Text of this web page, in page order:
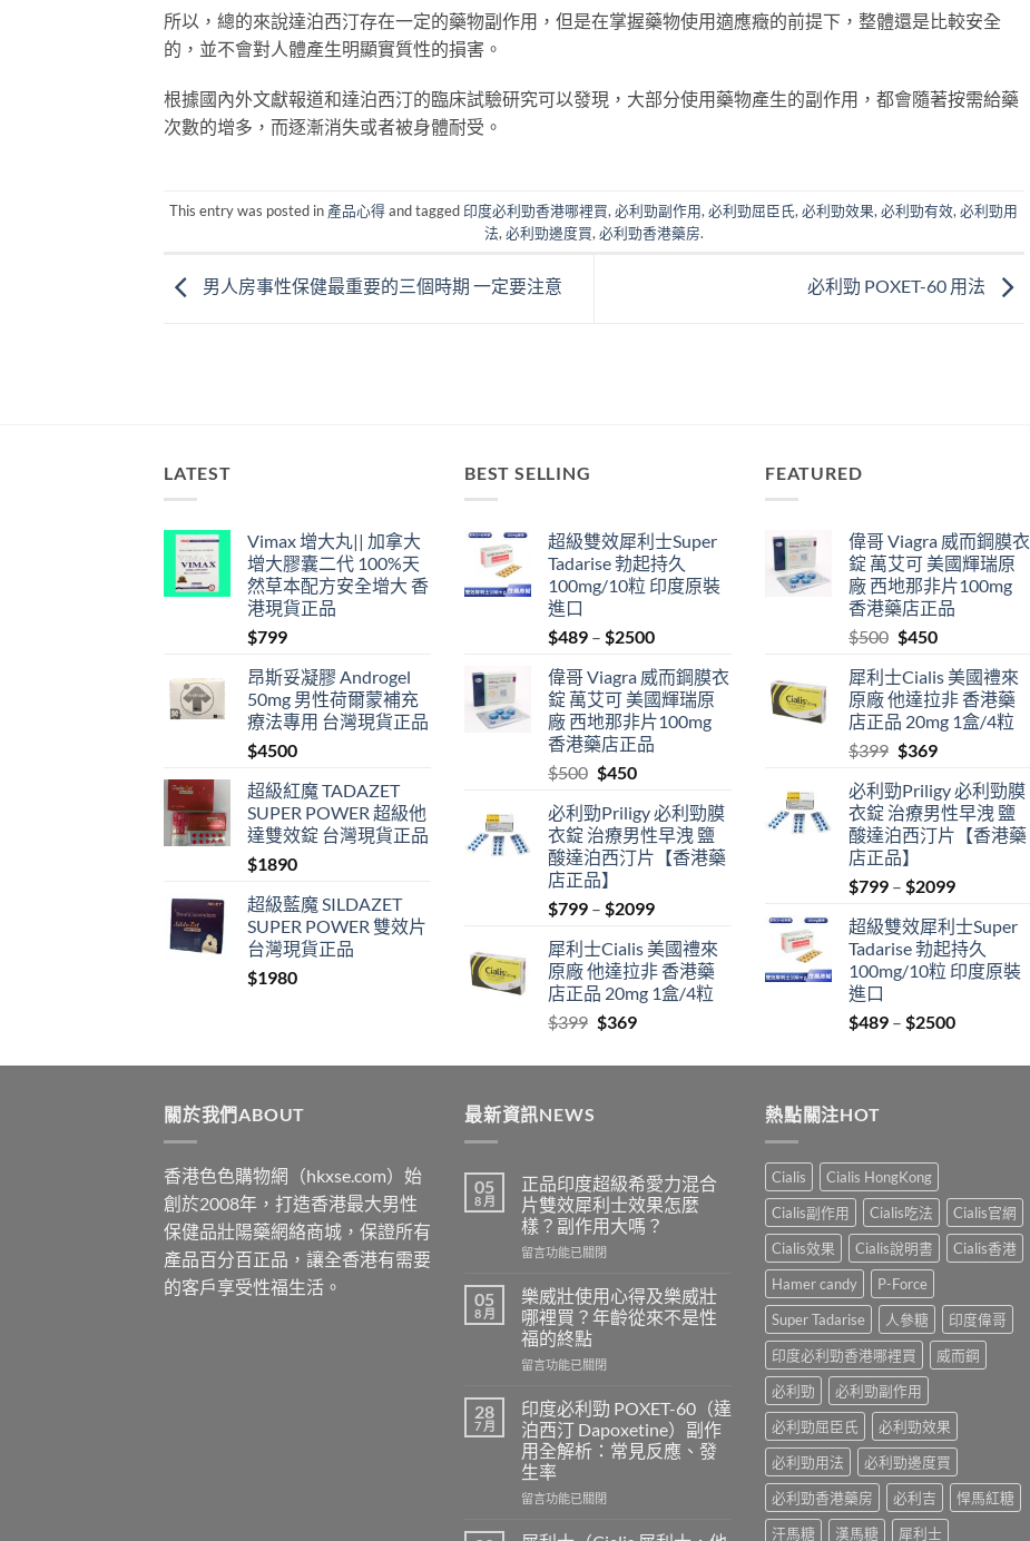
所以，總的來說達泊西汀存在一定的藥物副作用，但是在掌握藥物使用適應癥的前提下，整體還是比較安全
的，並不會對人體產生明顯實質性的損害。
根據國內外文獻報道和達泊西汀的臨床試驗研究可以發現，大部分使用藥物產生的副作用，都會隨著按需給藥
次數的增多，而逐漸消失或者被身體耐受。
This entry was posted in 產品心得and tagged 印度必利勁香港哪裡買,必利勁副作用,必利勁屈臣氏,必利勁效果,必利勁有效,必利勁用
法, 必利勁邊度買, 必利勁香港藥房.
男人房事性保健最重要的三個時期 一定要注意 必利勁 POXET-60 用法
LATEST
Vimax 增大丸|| 加拿大
增大膠囊二代 100%天
然草本配方安全增大 香
港現貨正品
$799
昂斯妥凝膠 Androgel
50mg 男性荷爾蒙補充
療法專用 台灣現貨正品
$4500
超級紅魔 TADAZET
SUPER POWER 超級他
達雙效錠 台灣現貨正品
$1890
超級藍魔 SILDAZET
SUPER POWER 雙效片
台灣現貨正品
$1980
BEST SELLING
超級雙效犀利士Super
Tadarise 勃起持久
100mg/10粒 印度原裝
進口
$489 – $2500Price
$489
through
$2500
偉哥 Viagra 威而鋼膜衣
錠 萬艾可 美國輝瑞原
廠 西地那非片100mg
香港藥店正品
$500 Original
was:
$500.
$450Current
is:
$450.
必利勁Priligy 必利勁膜
衣錠 治療男性早洩 鹽
酸達泊西汀片【香港藥
店正品】
$799 – $2099Price
$799
through
$2099
犀利士Cialis 美國禮來
原廠 他達拉非 香港藥
店正品 20mg 1盒/4粒
$399 Original
was:
$369Current
is:
FEATURED
偉哥 Viagra 威而鋼膜衣
錠 萬艾可 美國輝瑞原
廠 西地那非片100mg
香港藥店正品
$500 Original
was:
$500.
$450Current
is:
$450.
犀利士Cialis 美國禮來
原廠 他達拉非 香港藥
店正品 20mg 1盒/4粒
$399 Original
was:
$399.
$369Current
is:
$369.
必利勁Priligy 必利勁膜
衣錠 治療男性早洩 鹽
酸達泊西汀片【香港藥
店正品】
$799 – $2099Price
$799
through
$2099
超級雙效犀利士Super
Tadarise 勃起持久
100mg/10粒 印度原裝
進口
$489 – $2500Price
$489
關於我們ABOUT
香港色色購物網（hkxse.com）始
創於2008年，打造香港最大男性
保健品壯陽藥網絡商城，保證所有
產品百分百正品，讓全香港有需要
的客戶享受性福生活。
最新資訊NEWS
05
8 月
正品印度超級希愛力混合
片雙效犀利士效果怎麼
樣？副作用大嗎？
在
品
印
度
超
級
愛
力
混
合
片
雙
犀
留言功能已關閉
05
8 月
樂威壯使用心得及樂威壯
哪裡買？年齡從來不是性
福的終點
在
威
壯
使
用
心
得
樂
留言功能已關閉
28
7 月
印度必利勁 POXET-60（達
泊西汀 Dapoxetine）副作
用全解析：常見反應、發
生率
在
度
留言功能已關閉
熱點關注HOT
Cialis
Cialis HongKong
Cialis副作用
Cialis吃法
Cialis官網
Cialis效果
Cialis說明書
Cialis香港
Hamer candy
P-Force
Super Tadarise
人參糖
印度偉哥
印度必利勁香港哪裡買
威而鋼
必利勁
必利勁副作用
必利勁屈臣氏
必利勁效果
必利勁用法
必利勁邊度買
必利勁香港藥房
必利吉
悍馬紅糖
汗馬糖
漢馬糖 犀利士